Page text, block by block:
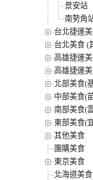
景安站
南勢角
台北捷運
台北美食 (
高雄捷運
高雄捷運
北部美食(
中部美食(
南部美食(
東部美食(
其他美食
團購美食
東京美食
北海道美食